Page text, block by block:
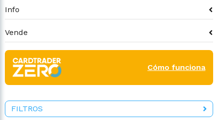
Info
Vende
Cómo funciona
FILTROS